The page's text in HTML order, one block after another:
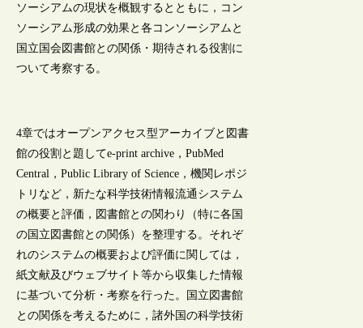
ソーシアムの現状を概観するとともに，コン
ソーシアム形成の効果と各コンソーシアムと
国立国会図書館との関係・期待される役割に
ついて考察する。
4章ではオープンアクセス型アーカイブと図書
館の役割と題してe-print archive，PubMed
Central，Public Library of Science，機関レポジ
トリなど，新たな科学技術情報流通システム
の概要と評価，図書館との関わり（特に各国
の国立図書館との関係）を整理する。それぞ
れのシステムの概要および評価に関しては，
紙文献及びウェブサイト等から収集した情報
に基づいて分析・考察を行った。国立図書館
との関係を考えるために，諸外国の科学技術